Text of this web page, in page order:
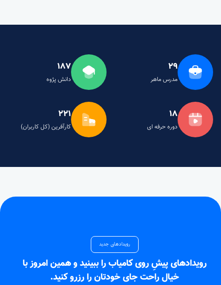
29
مدرس ماهر
187
دانش پژوه
18
دوره حرفه ای
221
کارآفرین (کل کاربران)
رویدادهای جدید
رویدادهای پیشِ روی کامیاب را ببینید و همین امروز با
خیال راحت جای خودتان را رزرو کنید.